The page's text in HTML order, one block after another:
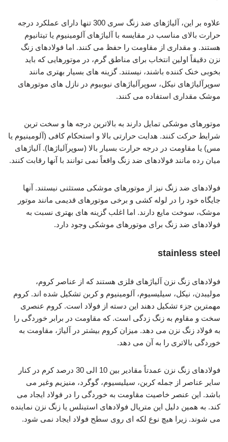
علاوه بر این، آلیاژهای ضد زنگ سری 300 تنها دارای عملکرد درجه
حرارت بالای مناسب در مقایسه با آلیاژهای آلومینیوم یا تیتانیوم
هستند. و مقداری از مقاومت را حفظ می کنند. اما فولادهای زنگ
نزن دقیقاً اولین انتخاب برای مناطق گرم، در موتورهایی که باید
بخوبی خنک کننده باشند، نیستند. گزینه های بسیار بهتری مانند
سوپرآلیاژهای نیکل، سوپرآلیاژهای نیوبیوم در نازل های موتورهای
موشک مقداری استفاده می کنند.
موتورهای موشکی تمایل دارند به بالاترین درجه ها و سخت ترین
شرایط حرکت کنند. هدایت حرارتی بالا و استحکام کافی (آلومینیوم یا
مس) یا مقاومت در درجه حرارت بسیار بالا (سوپرآلیاژها). آلیاژهای
میان رده مانند فولادهای ضد زنگ واقعاً نمی توانند با آنها رقابت کنند.
فولادهای ضد زنگ نیز از موتورهای موشکی مستثنی نیستند. آنها
جایگاه خود را در لوله کشی و برخی موتورهای قدیمی مانند موتور
موشک، سوخت مایع دارند. اما اغلب گزینه های بهتری نسبت به
فولادهای ضد زنگ برای موتورهای موشکی وجود دارد.
stainless steel
فولادهای زنگ نزن آلیاژهای فلزی هستند که از عناصر کروم،
مولیبدن، نیکل، سیلیسیوم، آلومینیوم و کربن تشکیل شده اند. کروم
مهمترین جزء تشکیل دهند این دسته از فولاد است. کروم عنصری
سخت و مقاوم به زنگ زدگی است. که مقاومت در برابر خوردگی را
به فولاد زنگ نزن می دهد. میزان کروم بیشتر در آلیاژ، مقاومت به
خوردگی بالاتری را به آن می دهد.
فولادهای زنگ نزن عمدتاً مقادیر بین 10 الی 30 درصد کرم در کنار
سایر عناصر از جمله کربن، سیلیسیوم، گوگرد، منیزیم وغیر می
باشد. این عنصر خاصیت مقاومت به خوردگی را در فولاد ایجاد می
کند. به همین دلیل این متریال فولادهای استینلس یا زنگ نزن نماینده
می شوند. زیرا هیچ نوع لکه ای روی سطح فولاد ایجاد نمی شود.